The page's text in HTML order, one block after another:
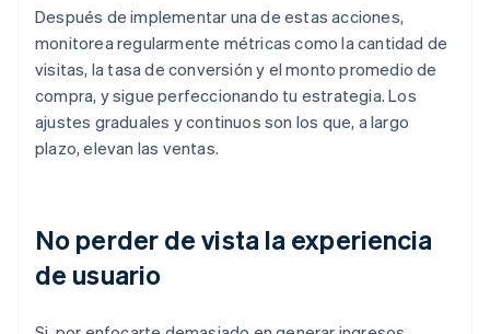
Después de implementar una de estas acciones,
monitorea regularmente métricas como la cantidad de
visitas, la tasa de conversión y el monto promedio de
compra, y sigue perfeccionando tu estrategia. Los
ajustes graduales y continuos son los que, a largo
plazo, elevan las ventas.
No perder de vista la experiencia
de usuario